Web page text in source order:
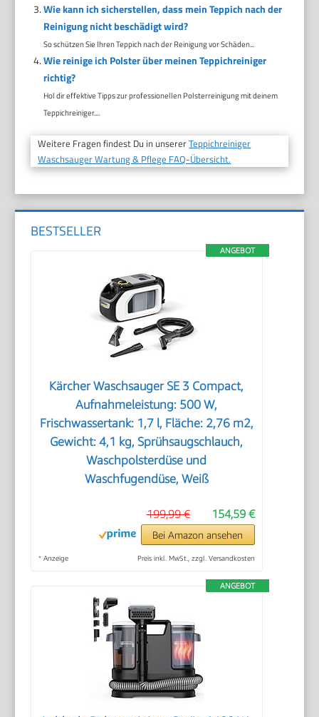
Wie kann ich sicherstellen, dass mein Teppich nach der
Reinigung nicht beschädigt wird?
So schützen Sie Ihren Teppich nach der Reinigung vor Schäden...
Wie reinige ich Polster über meinen Teppichreiniger
richtig?
Hol dir effektive Tipps zur professionellen Polsterreinigung mit deinem
Teppichreiniger....
Weitere Fragen findest Du in unsererTeppichreiniger
Waschsauger Wartung & Pflege FAQ-Übersicht.
BESTSELLER
ANGEBOT
Kärcher Waschsauger SE 3 Compact,
Aufnahmeleistung: 500 W,
Frischwassertank: 1,7 l, Fläche: 2,76 m2,
Gewicht: 4,1 kg, Sprühsaugschlauch,
Waschpolsterdüse und
Waschfugendüse, Weiß
154,59 €
199,99 €
Bei Amazon ansehen
* Anzeige Preis inkl. MwSt., zzgl. Versandkosten
ANGEBOT